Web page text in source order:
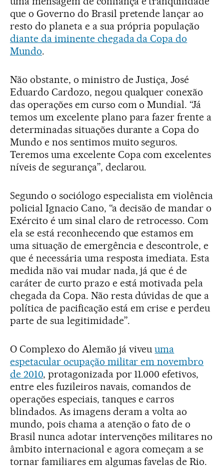
que o Governo do Brasil pretende lançar ao
resto do planeta e a sua própria população
diante da iminente chegada da Copa do
Mundo.
Não obstante, o ministro de Justiça, José
Eduardo Cardozo, negou qualquer conexão
das operações em curso com o Mundial. “Já
temos um excelente plano para fazer frente a
determinadas situações durante a Copa do
Mundo e nos sentimos muito seguros.
Teremos uma excelente Copa com excelentes
níveis de segurança”, declarou.
Segundo o sociólogo especialista em violência
policial Ignacio Cano, “a decisão de mandar o
Exército é um sinal claro de retrocesso. Com
ela se está reconhecendo que estamos em
uma situação de emergência e descontrole, e
que é necessária uma resposta imediata. Esta
medida não vai mudar nada, já que é de
caráter de curto prazo e está motivada pela
chegada da Copa. Não resta dúvidas de que a
política de pacificação está em crise e perdeu
parte de sua legitimidade”.
O Complexo do Alemão já viveuuma
espetacular ocupação militar em novembro
de 2010, protagonizada por 11.000 efetivos,
entre eles fuzileiros navais, comandos de
operações especiais, tanques e carros
blindados. As imagens deram a volta ao
mundo, pois chama a atenção o fato de o
Brasil nunca adotar intervenções militares no
âmbito internacional e agora começam a se
tornar familiares em algumas favelas de Rio.